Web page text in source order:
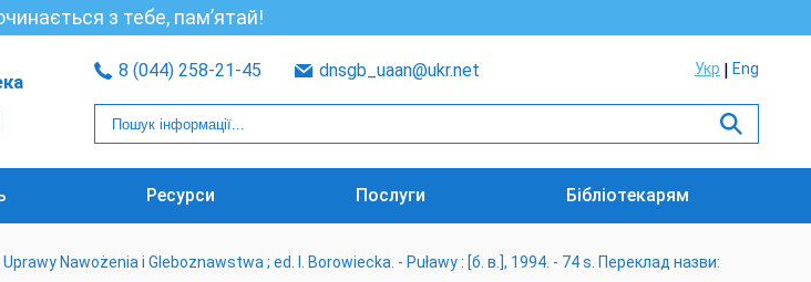
з тебе, пам’ятай!
8 (044) 258-21-45 dnsgb_uaan@ukr.net Укр Eng
Ресурси Послуги Бібліотекарям
Uprawy Nawożenia i Gleboznawstwa ; ed. I. Borowiecka. - Puławy : [б. в.], 1994. - 74 s. Переклад назви: